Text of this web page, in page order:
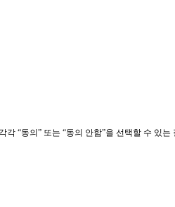
“동의” 또는 “동의 안함”을 선택할 수 있